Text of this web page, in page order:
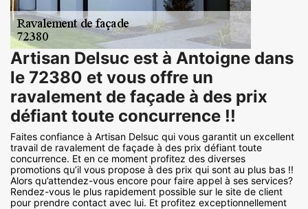
Artisan Delsuc est à Antoigne dans
le 72380 et vous offre un
ravalement de façade à des prix
défiant toute concurrence !!
Faites confiance à Artisan Delsuc qui vous garantit un excellent
travail de ravalement de façade à des prix défiant toute
concurrence. Et en ce moment profitez des diverses
promotions qu’il vous propose à des prix qui sont au plus bas !!
Alors qu’attendez-vous encore pour faire appel à ses services?
Rendez-vous le plus rapidement possible sur le site de client
pour prendre contact avec lui. Et profitez exceptionnellement